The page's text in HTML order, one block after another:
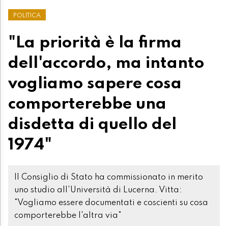
POLITICA
"La priorità è la firma
dell'accordo, ma intanto
vogliamo sapere cosa
comporterebbe una
disdetta di quello del
1974"
Il Consiglio di Stato ha commissionato in merito
uno studio all'Università di Lucerna. Vitta:
"Vogliamo essere documentati e coscienti su cosa
comporterebbe l'altra via"